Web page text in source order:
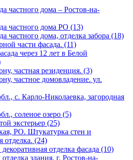
частного дома – Ростов-на-
частного дома РО (13)
частного дома, отделка забора (18)
части фасада. (11)
через 12 лет в Белой
частная резиденция. (3)
частное домовладение. ул.
c. Карло-Николаевка, загородная
cоленое озеро (5)
экстерьер (25)
РО. Штукатурка стен и
отделка. (24)
отделка фасада (10)
здания, г. Ростов-на-